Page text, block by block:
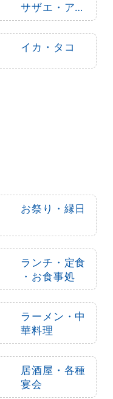
サザエ・アワ
ビ、カキ)
イカ・タコ
お祭り・縁日
ランチ・定食
・お食事処
ラーメン・中
華料理
居酒屋・各種
宴会